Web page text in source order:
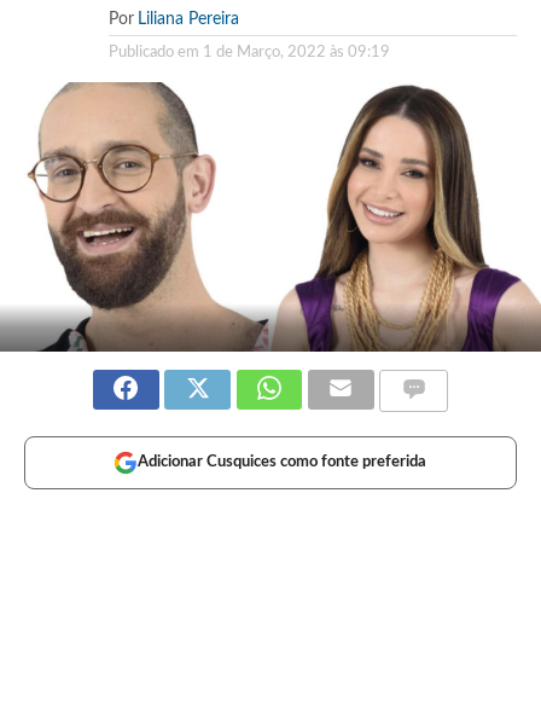
Por Liliana Pereira
Publicado em 1 de Março, 2022 às 09:19
Adicionar Cusquices como fonte preferida